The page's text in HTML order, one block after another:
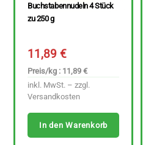
Buchstabennudeln 4 Stück
zu 250 g
11,89€
Preis/kg : 11,89 €
inkl. MwSt. – zzgl.
Versandkosten
In den Warenkorb